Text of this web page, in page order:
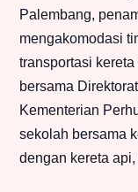
Palembang,
mengakomodasi
transportasi
bersama
Kementerian
sekolah bersama
dengan kereta